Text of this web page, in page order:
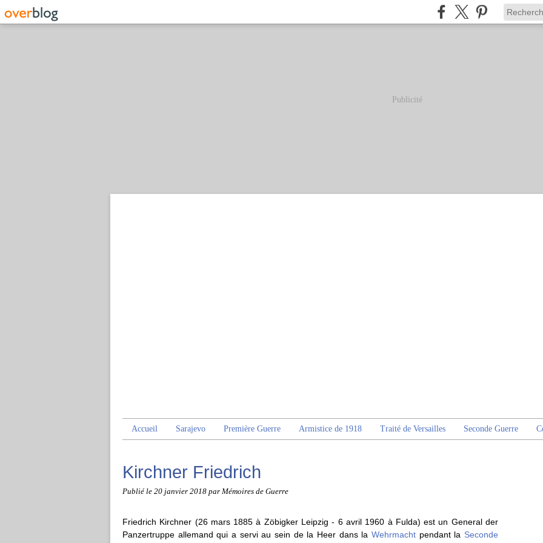
Publicité
Accueil Sarajevo Première Guerre Armistice de 1918 Traité de Versailles Seconde Guerre
Kirchner Friedrich
Publié le 20 janvier 2018 par Mémoires de Guerre
Friedrich Kirchner (26 mars 1885 à Zöbigker Leipzig - 6 avril 1960 à Fulda) est un General der
Panzertruppe allemand qui a servi au sein de la Heer dans la Wehrmacht pendant la Seconde